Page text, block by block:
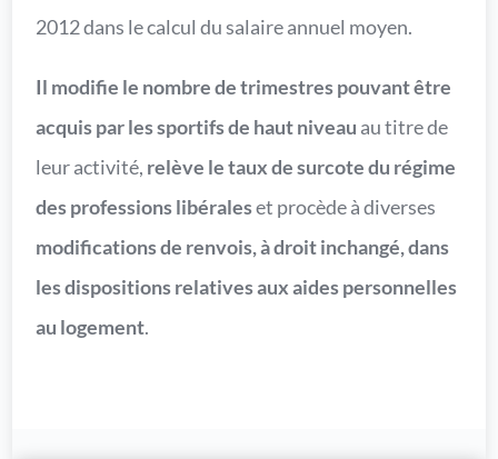
2012 dans le calcul du salaire annuel moyen.
Il modifie le nombre de trimestres pouvant être
acquis par les sportifs de haut niveau au titre de
leur activité, relève le taux de surcote du régime
des professions libéraleset procède à diverses
modifications de renvois, à droit inchangé, dans
les dispositions relatives aux aides personnelles
au logement.